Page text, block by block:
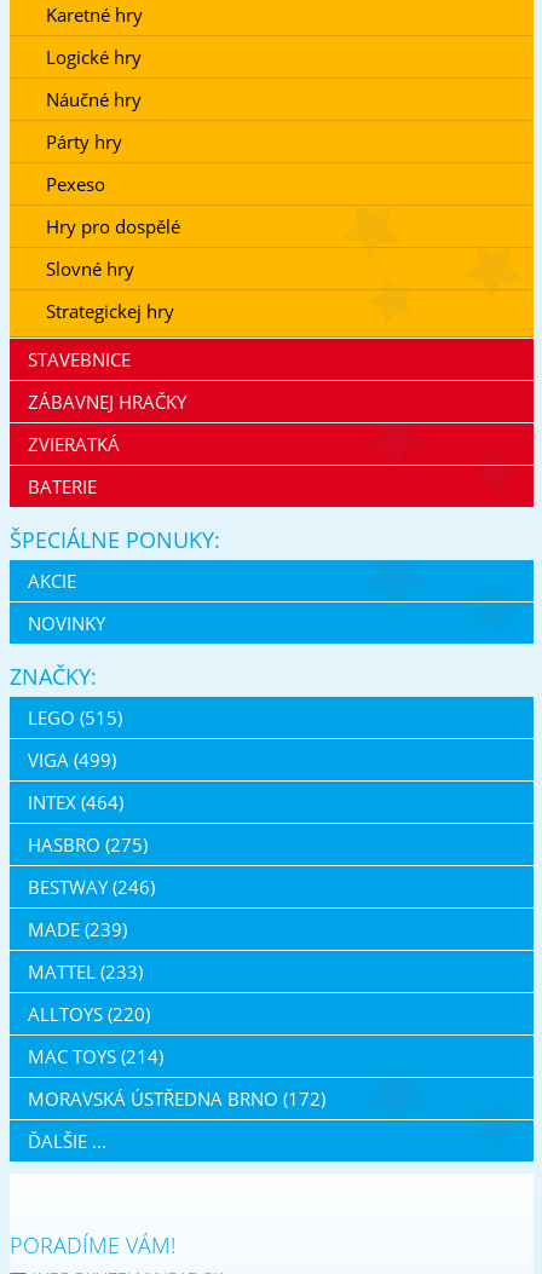
Karetné hry
Logické hry
Náučné hry
Párty hry
Pexeso
Hry pro dospělé
Slovné hry
Strategickej hry
STAVEBNICE
ZÁBAVNEJ HRAČKY
ZVIERATKÁ
BATERIE
ŠPECIÁLNE PONUKY:
AKCIE
NOVINKY
ZNAČKY:
LEGO (515)
VIGA (499)
INTEX (464)
HASBRO (275)
BESTWAY (246)
MADE (239)
MATTEL (233)
ALLTOYS (220)
MAC TOYS (214)
MORAVSKÁ ÚSTŘEDNA BRNO (172)
ĎALŠIE ...
PORADÍME VÁM!